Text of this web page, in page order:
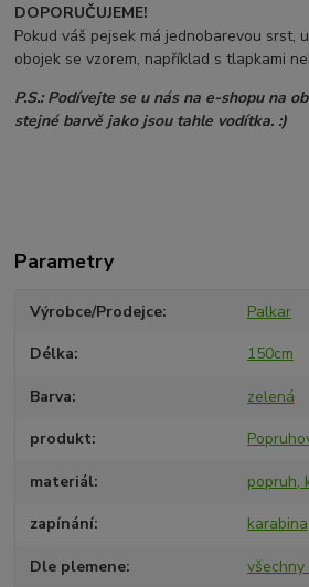
DOPORUČUJEME!
Pokud váš pejsek má jednobarevou srst,
obojek se vzorem, například s tlapkami
P.S.: Podívejte se u nás na e-shopu na
stejné barvě jako jsou tahle vodítka. :)
Parametry
Výrobce/Prodejce Palkar
Délka 150cm
Barva zelená
produkt
materiál popruh,
zapínání karabina
Dle plemene